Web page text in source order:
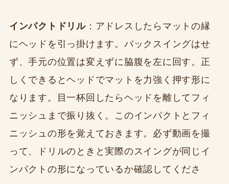
インパクトドリル：アドレスしたらマットの縁
にヘッドを引っ掛けます。バックスイングはせ
ず、手元の位置は変えずに脇腹を左に回す。正
しくできるとヘッドでマットを力強く押す形に
なります。目一杯回したらヘッドを離してフィ
ニッシュまで振り抜く。このインパクトとフィ
ニッシュの形を覚えておきます。必ず動画を撮
って、ドリルのときと実際のスイングが同じイ
ンパクトの形になっているか確認してくださ